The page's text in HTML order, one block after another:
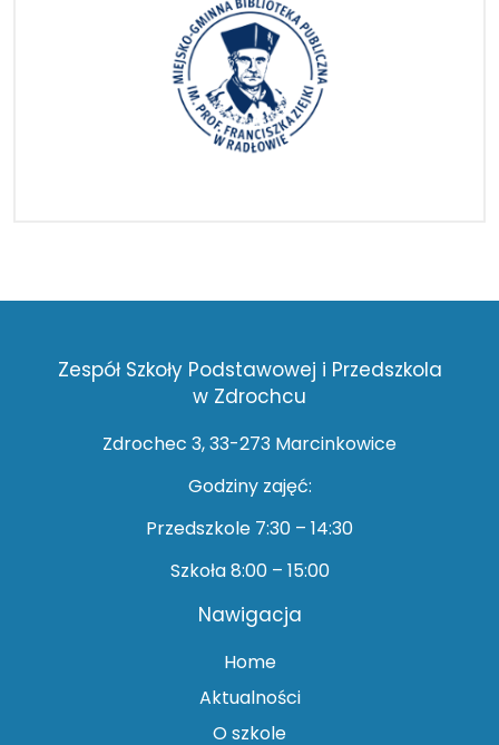
Zespół Szkoły Podstawowej i Przedszkola
w Zdrochcu
Zdrochec 3, 33-273 Marcinkowice
Godziny zajęć:
Przedszkole 7:30 – 14:30
Szkoła 8:00 – 15:00
Nawigacja
Home
Aktualności
O szkole